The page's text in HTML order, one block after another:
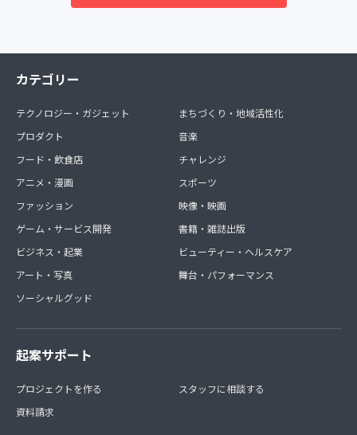
カテゴリー
テクノロジー・ガジェット
プロダクト
フード・飲食店
アニメ・漫画
ファッション
ゲーム・サービス開発
ビジネス・起業
アート・写真
ソーシャルグッド
まちづくり・地域活性化
音楽
チャレンジ
スポーツ
映像・映画
書籍・雑誌出版
ビューティー・ヘルスケア
舞台・パフォーマンス
起案サポート
プロジェクトを作る
資料請求
スタッフに相談する